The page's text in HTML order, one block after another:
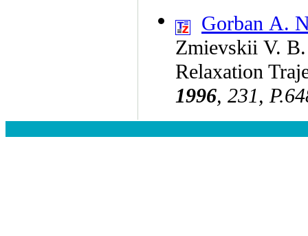
Gorban A.
Zmievskii V. B.
Relaxation
1996, 231, P.6